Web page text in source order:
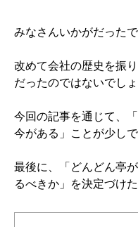
みなさんいかがだった
改めて会社の歴史を振
だったのではないでし
今回の記事を通じて、
今がある」ことが少し
最後に、「どんどん亭
るべきか」を決定づけ